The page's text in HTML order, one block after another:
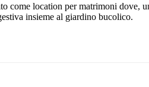
come location per matrimoni dove,
insieme al giardino bucolico.